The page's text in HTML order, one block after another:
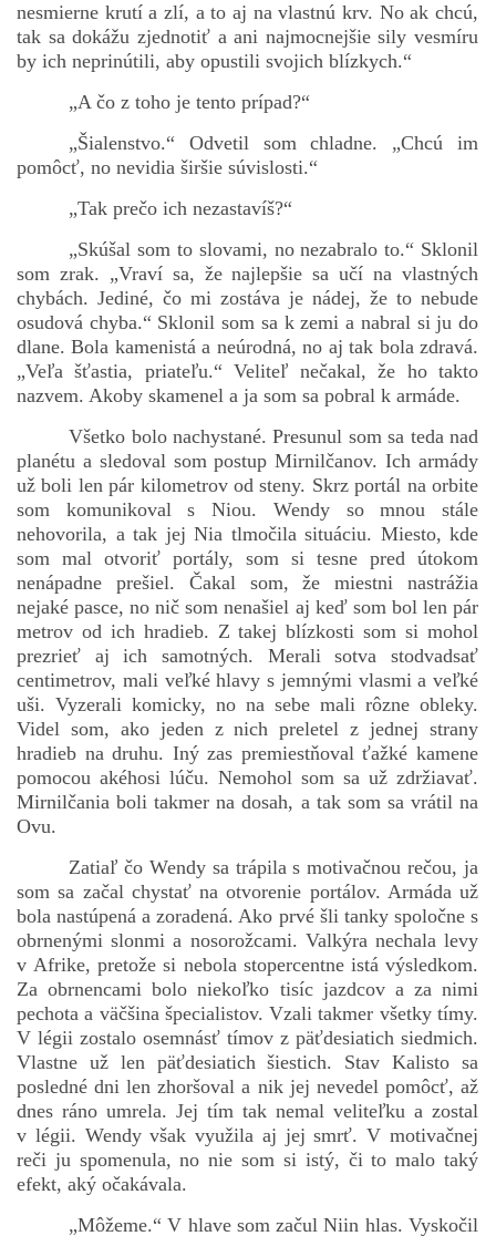
nesmierne krutí a zlí, a to aj na vlastnú krv. No ak chcú,
tak sa dokážu zjednotiť a ani najmocnejšie sily vesmíru
by ich neprinútili, aby opustili svojich blízkych.“
„A čo z toho je tento prípad?“
„Šialenstvo.“ Odvetil som chladne. „Chcú im
pomôcť, no nevidia širšie súvislosti.“
„Tak prečo ich nezastavíš?“
„Skúšal som to slovami, no nezabralo to.“ Sklonil
som zrak. „Vraví sa, že najlepšie sa učí na vlastných
chybách. Jediné, čo mi zostáva je nádej, že to nebude
osudová chyba.“ Sklonil som sa k zemi a nabral si ju do
dlane. Bola kamenistá a neúrodná, no aj tak bola zdravá.
„Veľa šťastia, priateľu.“ Veliteľ nečakal, že ho takto
nazvem. Akoby skamenel a ja som sa pobral k armáde.
Všetko bolo nachystané. Presunul som sa teda nad
planétu a sledoval som postup Mirnilčanov. Ich armády
už boli len pár kilometrov od steny. Skrz portál na orbite
som komunikoval s Niou. Wendy so mnou stále
nehovorila, a tak jej Nia tlmočila situáciu. Miesto, kde
som mal otvoriť portály, som si tesne pred útokom
nenápadne prešiel. Čakal som, že miestni nastrážia
nejaké pasce, no nič som nenašiel aj keď som bol len pár
metrov od ich hradieb. Z takej blízkosti som si mohol
prezrieť aj ich samotných. Merali sotva stodvadsať
centimetrov, mali veľké hlavy s jemnými vlasmi a veľké
uši. Vyzerali komicky, no na sebe mali rôzne obleky.
Videl som, ako jeden z nich preletel z jednej strany
hradieb na druhu. Iný zas premiestňoval ťažké kamene
pomocou akéhosi lúču. Nemohol som sa už zdržiavať.
Mirnilčania boli takmer na dosah, a tak som sa vrátil na
Ovu.
Zatiaľ čo Wendy sa trápila s motivačnou rečou, ja
som sa začal chystať na otvorenie portálov. Armáda už
bola nastúpená a zoradená. Ako prvé šli tanky spoločne s
obrnenými slonmi a nosorožcami. Valkýra nechala levy
v Afrike, pretože si nebola stopercentne istá výsledkom.
Za obrnencami bolo niekoľko tisíc jazdcov a za nimi
pechota a väčšina špecialistov. Vzali takmer všetky tímy.
V légii zostalo osemnásť tímov z päťdesiatich siedmich.
Vlastne už len päťdesiatich šiestich. Stav Kalisto sa
posledné dni len zhoršoval a nik jej nevedel pomôcť, až
dnes ráno umrela. Jej tím tak nemal veliteľku a zostal
v légii. Wendy však využila aj jej smrť. V motivačnej
reči ju spomenula, no nie som si istý, či to malo taký
efekt, aký očakávala.
„Môžeme.“ V hlave som začul Niin hlas. Vyskočil